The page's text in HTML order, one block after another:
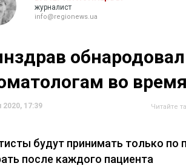
журналист
info@regionews.ua
во
2020, 17:39 Читайте
будут принимать только по
после каждого пациента